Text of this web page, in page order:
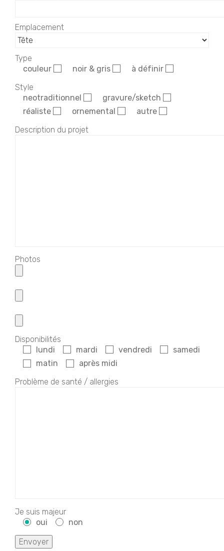
Emplacement
Type
couleur
noir & gris
à définir
Style
neotraditionnel
gravure/sketch
réaliste
ornemental
autre
Description du projet
Photos
Disponibilités
lundi
mardi vendredi
samedi
matin
après midi
Problème de santé / allergies
Je suis majeur
oui
non